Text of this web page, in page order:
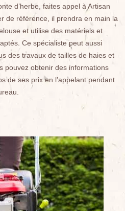
d’herbe, faites appel à Artisan
de référence, il prendra en main la
et utilise des matériels et
Ce spécialiste peut aussi
des travaux de tailles de haies et
pouvez obtenir des informations
de ses prix en l’appelant pendant